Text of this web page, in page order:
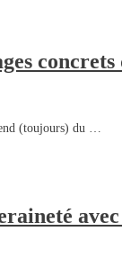
(toujours) du …